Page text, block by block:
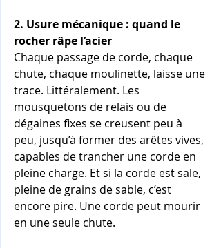
2. Usure mécanique : quand le
rocher râpe l’acier
Chaque passage de corde, chaque
chute, chaque moulinette, laisse une
trace. Littéralement. Les
mousquetons de relais ou de
dégaines fixes se creusent peu à
peu, jusqu’à former des arêtes vives,
capables de trancher une corde en
pleine charge. Et si la corde est sale,
pleine de grains de sable, c’est
encore pire. Une corde peut mourir
en une seule chute.